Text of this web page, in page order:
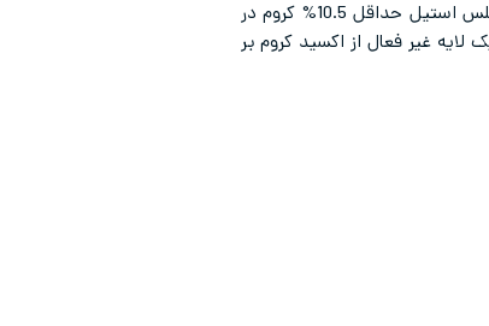
تاثیر کروم بر خواص استیل به مقاومت به خوردگی آن بازمی‌گردد. کروم پایدار کننده فاز فریت است. تمامی گریدهای استنلس استیل حداقل 10.5% کروم در
غیر فعال از اکسید کروم بر